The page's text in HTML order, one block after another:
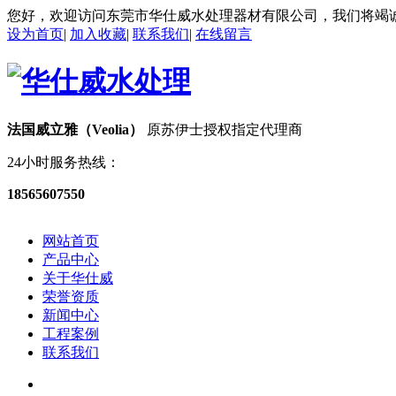
您好，欢迎访问东莞市华仕威水处理器材有限公司，我们将竭
设为首页| 加入收藏| 联系我们| 在线留言
法国威立雅（Veolia） 原苏伊士授权指定代理商
24小时服务热线：
18565607550
网站首页
产品中心
关于华仕威
荣誉资质
新闻中心
工程案例
联系我们